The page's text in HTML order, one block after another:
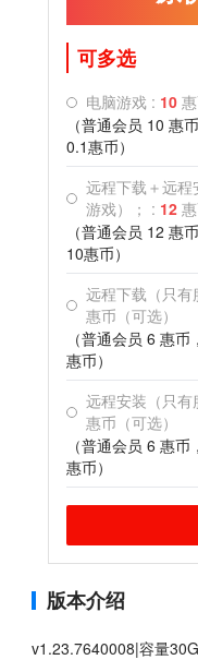
可多选
电脑游戏 : 10
（普通会员 10 惠
0.1惠币）
远程下载＋远
游戏）； : 12
（普通会员 12 惠
10惠币）
远程下载（只有
惠币（可选）
（普通会员6 惠币
惠币）
远程安装（只有
惠币（可选）
（普通会员6 惠币
惠币）
版本介绍
v1.23.7640008|容量